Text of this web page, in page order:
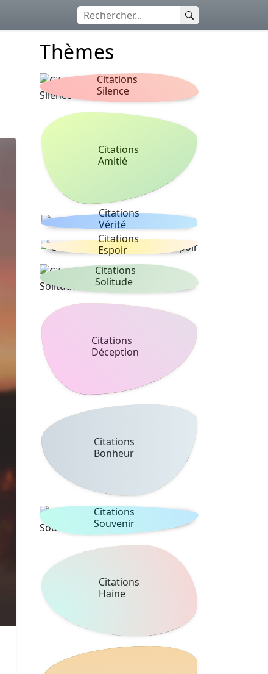
Thèmes
Citations
Silence
Citations
Amitié
Citations
Vérité
Citations
Espoir
Citations
Solitude
Citations
Déception
Citations
Bonheur
Citations
Souvenir
Citations
Haine